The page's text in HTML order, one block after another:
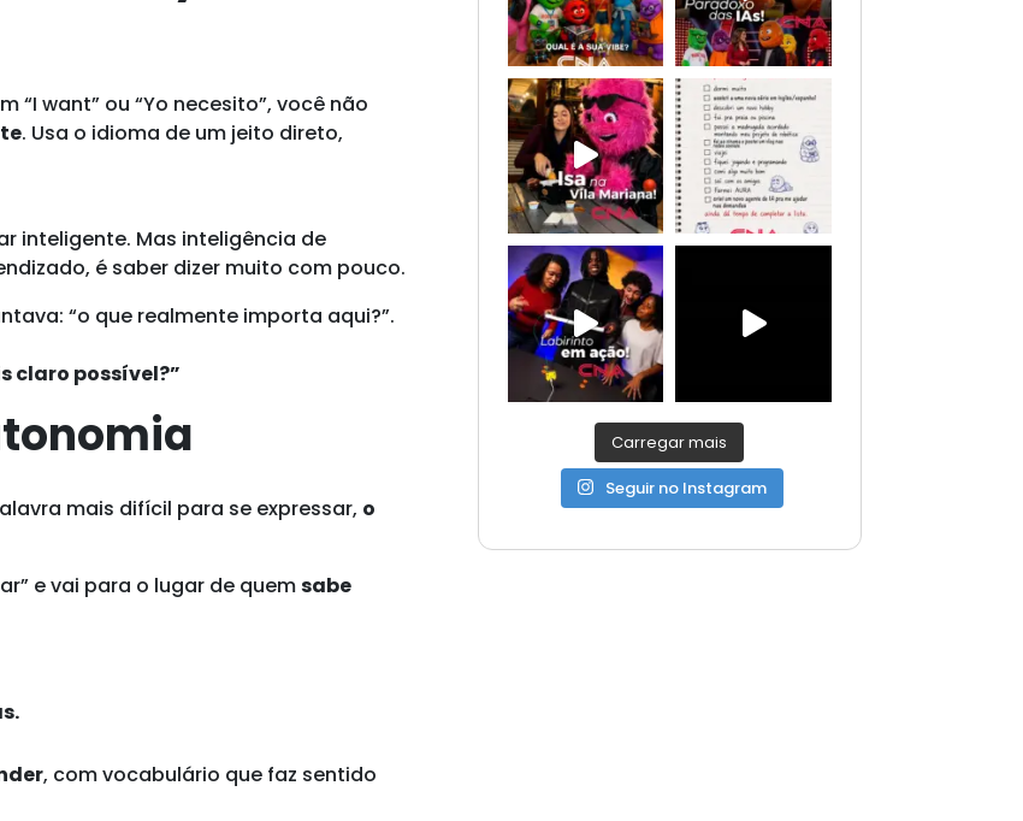
want” ou “Yo necesito”, você não
. Usa o idioma de um jeito direto,
inteligente. Mas inteligência de
é saber dizer muito com pouco.
“o que realmente importa aqui?”.
claro possível?”
mais difícil para se expressar, o
e vai para o lugar de quemsabe
, com vocabulário que faz sentido
Carregar mais
Seguir no Instagram